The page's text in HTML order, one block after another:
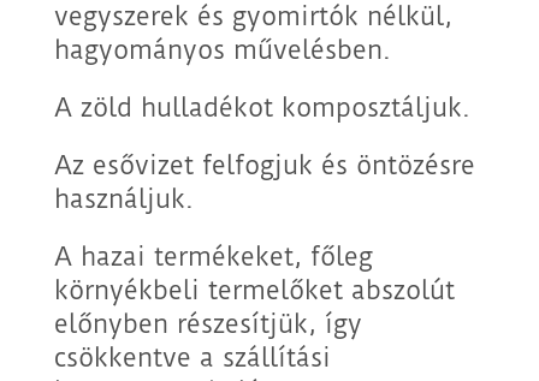
vegyszerek és gyomirtók nélkül,
hagyományos művelésben.
A zöld hulladékot komposztáljuk.
Az esővizet felfogjuk és öntözésre
használjuk.
A hazai termékeket, főleg
környékbeli termelőket abszolút
előnyben részesítjük, így
csökkentve a szállítási